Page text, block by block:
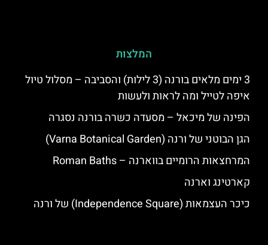
המלצות
3 ימים מלאים בורנה (3 לילות) והסביבה – מסלול טיול
איפה לטייל ומה לראות ולעשות
הפינה של מיכאל – מסעדה כשרה בורנה נסגרה
הגן הבוטני של ורנה (Varna Botanical Garden)
המרחצאות הרומיים בווארנה – Roman Baths
קארטינג וארנה
כיכר העצמאות (Independence Square) של ורנה